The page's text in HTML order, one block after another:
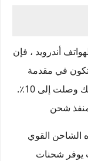
أندرويد ، فإن
تكون في مقدمة
القائمة. تخيل أنك خارج المنزل وبطارية هاتفك وصلت إلى 10٪.
شحن
الشاحن القوي
يوفر شحنات